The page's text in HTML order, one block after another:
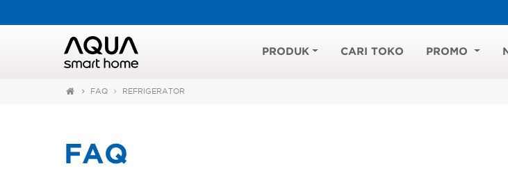
PRODUK CARI TOKO PROMO
FAQ REFRIGERATOR
FAQ